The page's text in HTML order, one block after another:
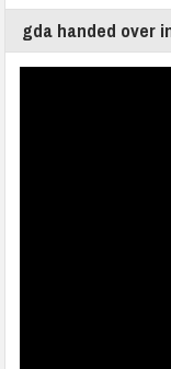
gda handed over